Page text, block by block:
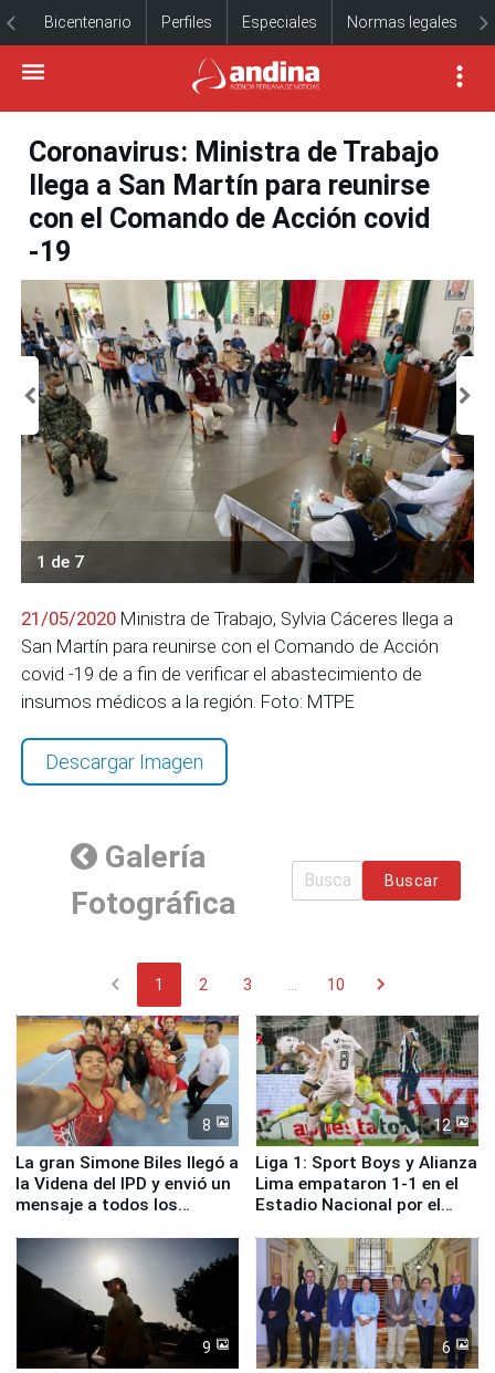
Bicentenario Perfiles Especiales Normas legales
Coronavirus: Ministra de Trabajo
llega a San Martín para reunirse
con el Comando de Acción covid
-19
1 de 7
21/05/2020 Ministra de Trabajo, Sylvia Cáceres llega a
San Martín para reunirse con el Comando de Acción
covid -19 de a fin de verificar el abastecimiento de
insumos médicos a la región. Foto: MTPE
Descargar Imagen
Galería
Fotográfica
Buscar
chevron_left 1 2 3 10 chevron_right
8
La gran Simone Biles llegó a
la Videna del IPD y envió un
mensaje a todos los
12
Liga 1: Sport Boys y Alianza
Lima empataron 1-1 en el
Estadio Nacional por el
9 6